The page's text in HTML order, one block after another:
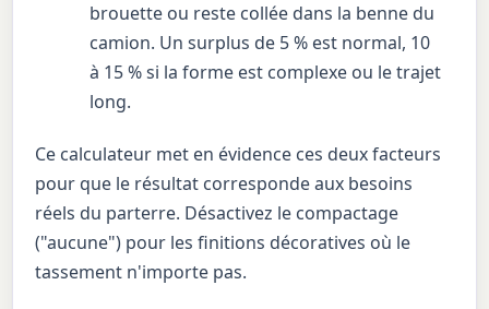
brouette ou reste collée dans la benne du
camion. Un surplus de 5 % est normal, 10
à 15 % si la forme est complexe ou le trajet
long.
Ce calculateur met en évidence ces deux facteurs
pour que le résultat corresponde aux besoins
réels du parterre. Désactivez le compactage
("aucune") pour les finitions décoratives où le
tassement n'importe pas.